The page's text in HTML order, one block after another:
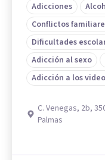
Adicciones
Conflictos
Dificultades
Adicción al sexo
Adicción a los
C. Venegas, 2b,
Palmas